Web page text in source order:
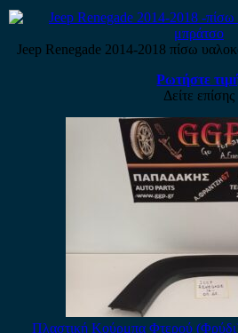
Jeep Renegade 2014-2018 πίσω
Ρωτήστε
Δείτε επίσης
Πλαστική Κούρμπα Φτερού